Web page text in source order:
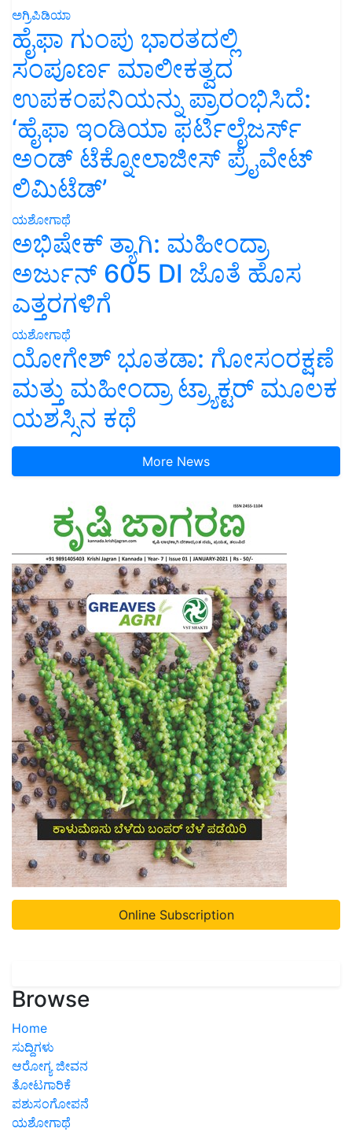
ಅಗ್ರಿಪಿಡಿಯಾ
ಹೈಫಾ ಗುಂಪು ಭಾರತದಲ್ಲಿ
ಸಂಪೂರ್ಣ ಮಾಲೀಕತ್ವದ
ಉಪಕಂಪನಿಯನ್ನು ಪ್ರಾರಂಭಿಸಿದೆ:
‘ಹೈಫಾ ಇಂಡಿಯಾ ಫರ್ಟಿಲೈಜರ್ಸ್
ಅಂಡ್ ಟೆಕ್ನೋಲಾಜೀಸ್ ಪ್ರೈವೇಟ್
ಲಿಮಿಟೆಡ್’
ಯಶೋಗಾಥೆ
ಅಭಿಷೇಕ್ ತ್ಯಾಗಿ: ಮಹೀಂದ್ರಾ
ಅರ್ಜುನ್ 605 DI ಜೊತೆ ಹೊಸ
ಎತ್ತರಗಳಿಗೆ
ಯಶೋಗಾಥೆ
ಯೋಗೇಶ್ ಭೂತಡಾ: ಗೋಸಂರಕ್ಷಣೆ
ಮತ್ತು ಮಹೀಂದ್ರಾ ಟ್ರ್ಯಾಕ್ಟರ್ ಮೂಲಕ
ಯಶಸ್ಸಿನ ಕಥೆ
More News
Online Subscription
Browse
Home
ಸುದ್ದಿಗಳು
ಆರೋಗ್ಯ ಜೀವನ
ತೋಟಗಾರಿಕೆ
ಪಶುಸಂಗೋಪನೆ
ಯಶೋಗಾಥೆ